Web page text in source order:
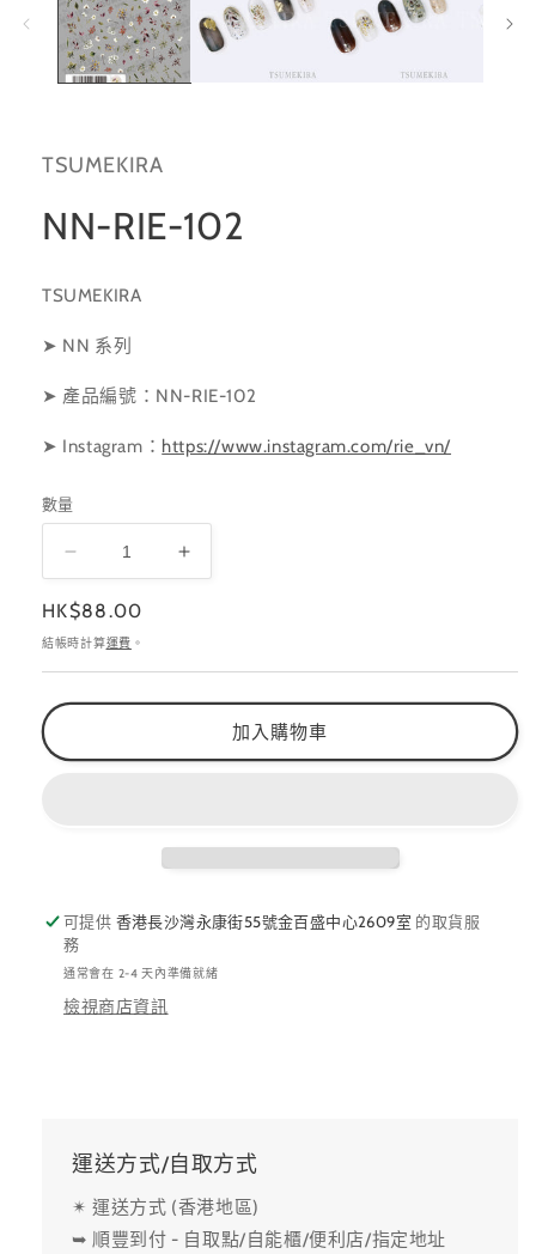
案
TSUMEKIRA
NN-RIE-102
TSUMEKIRA
➤ NN 系列
➤ 產品編號：NN-RIE-102
➤ Instagram ： https://www.instagram.com/rie_vn/
數量
RIE-
102
數
量
減
NN-
RIE-
量
增
定
價
HK$88.00
結帳時計算運費 。
加入購物車
可提供 香港長沙灣永康街55號金百盛中心2609室 的取貨服
務
通常會在 2-4 天內準備就緒
檢視商店資訊
運送方式/自取方式
✴ 運送方式 (香港地區)
➥ 順豐到付 - 自取點/自能櫃/便利店/指定地址